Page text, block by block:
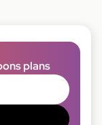
plans